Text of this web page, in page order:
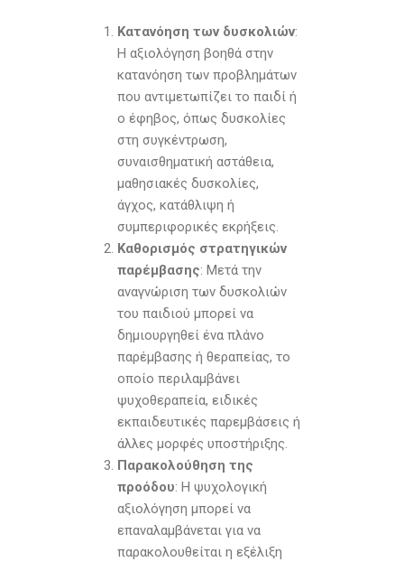
Κατανόηση των δυσκολιών:
Η αξιολόγηση βοηθά στην
κατανόηση των προβλημάτων
που αντιμετωπίζει το παιδί ή
ο έφηβος, όπως δυσκολίες
στη συγκέντρωση,
συναισθηματική αστάθεια,
μαθησιακές δυσκολίες,
άγχος, κατάθλιψη ή
συμπεριφορικές εκρήξεις.
Καθορισμός στρατηγικών
παρέμβασης: Μετά την
αναγνώριση των δυσκολιών
του παιδιού μπορεί να
δημιουργηθεί ένα πλάνο
παρέμβασης ή θεραπείας, το
οποίο περιλαμβάνει
ψυχοθεραπεία, ειδικές
εκπαιδευτικές παρεμβάσεις ή
άλλες μορφές υποστήριξης.
Παρακολούθηση της
προόδου: Η ψυχολογική
αξιολόγηση μπορεί να
επαναλαμβάνεται για να
παρακολουθείται η εξέλιξη